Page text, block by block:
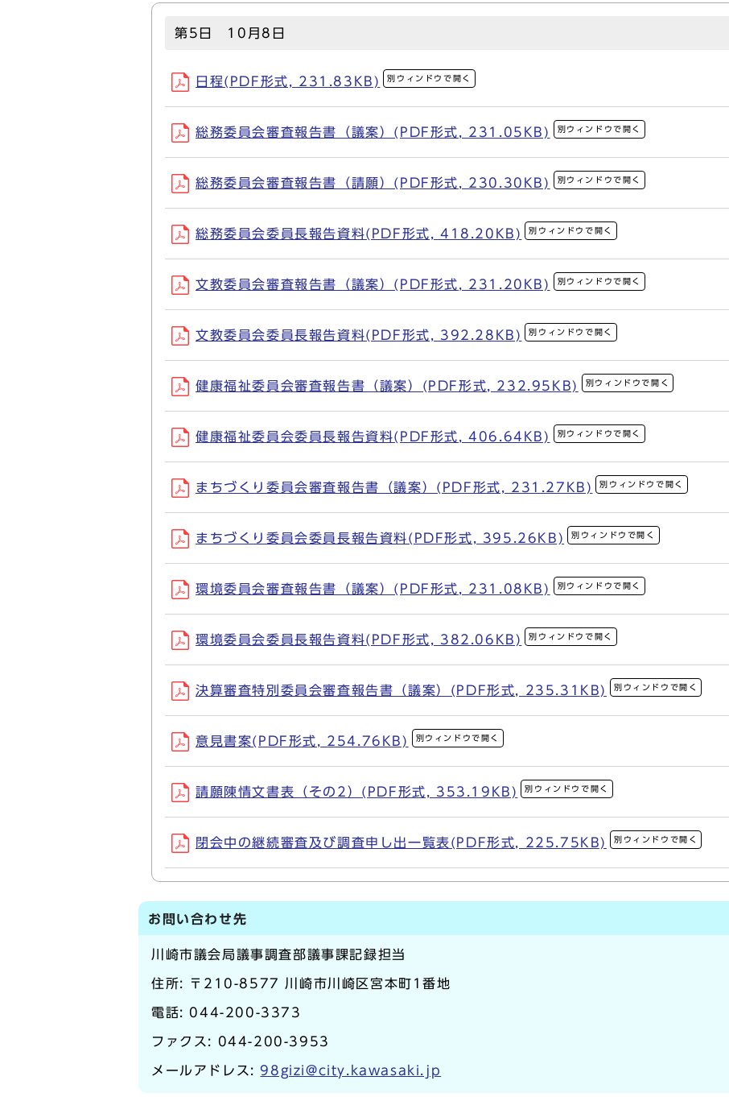
第5日 10月8日
日程(PDF形式, 231.83KB) 別ウィンドウで開く
総務委員会審査報告書（議案）(PDF形式, 231.05KB) 別ウィンドウで開く
総務委員会審査報告書（請願）(PDF形式, 230.30KB) 別ウィンドウで開く
総務委員会委員長報告資料(PDF形式, 418.20KB) 別ウィンドウで開く
文教委員会審査報告書（議案）(PDF形式, 231.20KB) 別ウィンドウで開く
文教委員会委員長報告資料(PDF形式, 392.28KB) 別ウィンドウで開く
健康福祉委員会審査報告書（議案）(PDF形式, 232.95KB) 別ウィンドウで開く
健康福祉委員会委員長報告資料(PDF形式, 406.64KB) 別ウィンドウで開く
まちづくり委員会審査報告書（議案）(PDF形式, 231.27KB) 別ウィンドウで開く
まちづくり委員会委員長報告資料(PDF形式, 395.26KB) 別ウィンドウで開く
環境委員会審査報告書（議案）(PDF形式, 231.08KB) 別ウィンドウで開く
環境委員会委員長報告資料(PDF形式, 382.06KB) 別ウィンドウで開く
決算審査特別委員会審査報告書（議案）(PDF形式, 235.31KB) 別ウィンドウで開く
意見書案(PDF形式, 254.76KB) 別ウィンドウで開く
請願陳情文書表（その2）(PDF形式, 353.19KB) 別ウィンドウで開く
閉会中の継続審査及び調査申し出一覧表(PDF形式, 225.75KB) 別ウィンドウで開く
お問い合わせ先
川崎市議会局議事調査部議事課記録担当
住所: 〒210-8577 川崎市川崎区宮本町1番地
電話: 044-200-3373
ファクス: 044-200-3953
メールアドレス:98gizi@city.kawasaki.jp